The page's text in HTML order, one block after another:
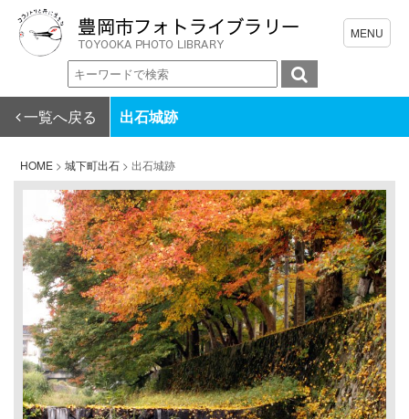
一覧へ戻る 出石城跡
HOME > 城下町出石 > 出石城跡